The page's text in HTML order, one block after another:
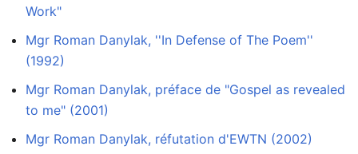
Work"
Mgr Roman Danylak, ''In Defense of The Poem''
(1992)
Mgr Roman Danylak, préface de "Gospel as revealed
to me" (2001)
Mgr Roman Danylak, réfutation d'EWTN (2002)